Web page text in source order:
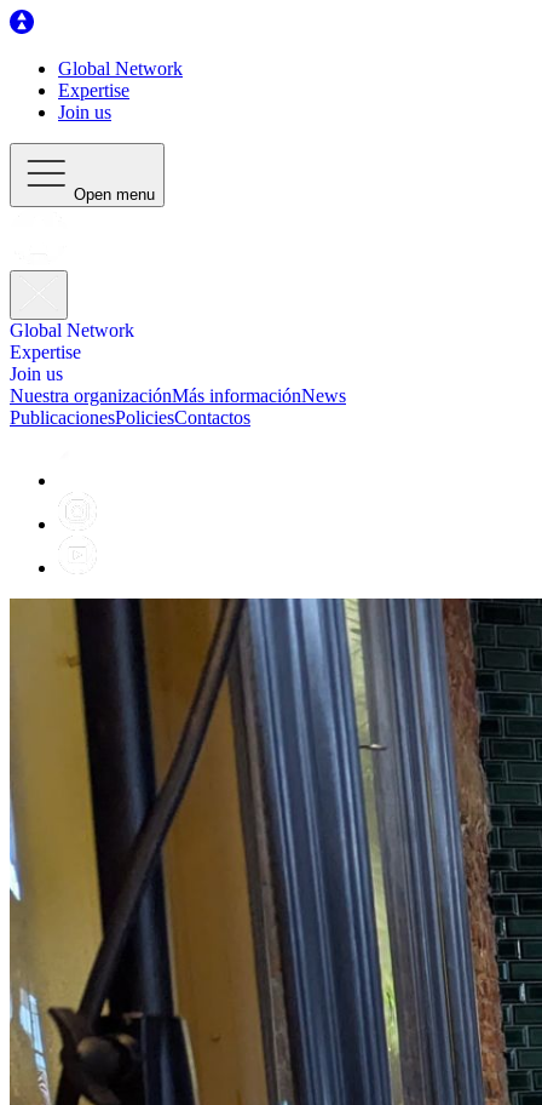
Global Network
Expertise
Join us
Open menu
Global Network
Expertise
Join us
Nuestra organizaciónMás informaciónNews
PublicacionesPoliciesContactos